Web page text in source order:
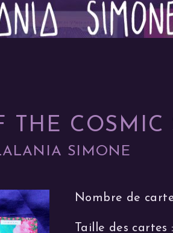
THE COSMIC
SIMONE
Nombre de
Taille des cartes